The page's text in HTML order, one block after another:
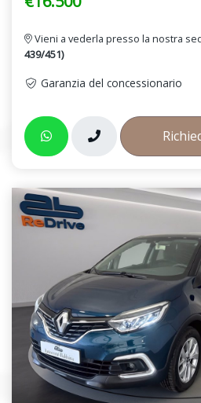
Vieni a vederla presso la nostra
439/451)
Garanzia del concessionario